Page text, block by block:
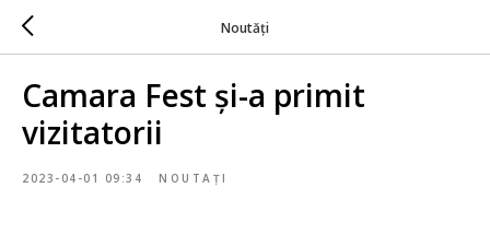
Noutăți
Camara Fest și-a primit
vizitatorii
2023-04-01 09:34 NOUTAȚI